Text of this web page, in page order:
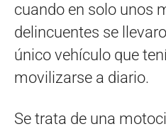
cuando en solo unos
delincuentes se
único vehículo que
movilizarse a diario.
Se trata de una